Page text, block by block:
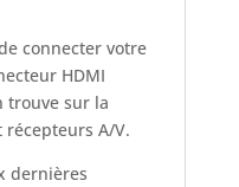
connecter votre
HDMI
trouve sur la
A/V.
dernières